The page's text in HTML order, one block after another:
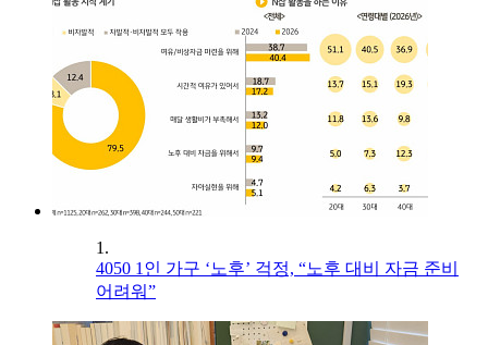
1.
4050 1인 가구 ‘노후’ 걱정, “노후 대비 자금 준비
어려워”